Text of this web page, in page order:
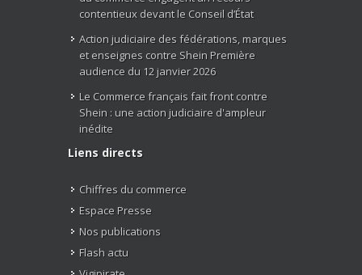
contentieux devant le Conseil d’État
Action judiciaire des fédérations, marques
et enseignes contre Shein Première
audience du 12 janvier 2026
Le Commerce français fait front contre
Shein : une action judiciaire d'ampleur
inédite
Liens directs
Chiffres du commerce
Espace Presse
Nos publications
Flash actu